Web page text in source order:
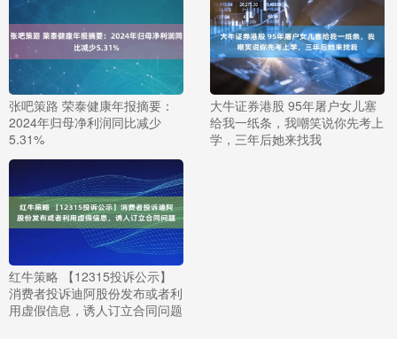
张吧策路 荣泰健康年报摘要：
2024年归母净利润同比减少
5.31%
大牛证券港股 95年屠户女儿塞
给我一纸条，我嘲笑说你先考上
学，三年后她来找我
红牛策略 【12315投诉公示】
消费者投诉迪阿股份发布或者利
用虚假信息，诱人订立合同问题